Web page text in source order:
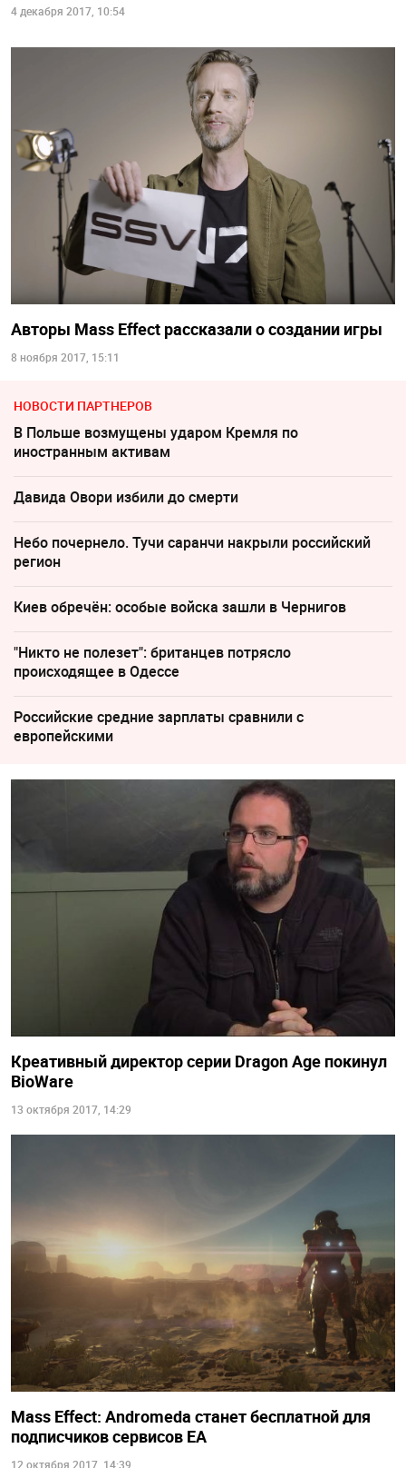
4 декабря 2017, 10:54
Авторы Mass Effect рассказали о создании игры
8 ноября 2017, 15:11
НОВОСТИ ПАРТНЕРОВ
В Польше возмущены ударом Кремля по
иностранным активам
Давида Овори избили до смерти
Небо почернело. Тучи саранчи накрыли российский
регион
Киев обречён: особые войска зашли в Чернигов
"Никто не полезет": британцев потрясло
происходящее в Одессе
Российские средние зарплаты сравнили с
европейскими
Креативный директор серии Dragon Age покинул
BioWare
13 октября 2017, 14:29
Mass Effect: Andromeda станет бесплатной для
подписчиков сервисов EA
12 октября 2017, 14:39